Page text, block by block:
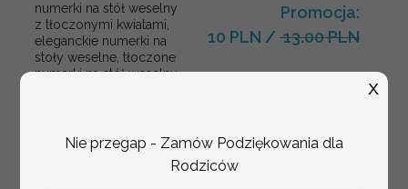
numerki na stół weselny
z tłoczonymi kwiatami,
eleganckie numerki na
stoły weselne, tłoczone
numerki na stół weselny,
Promocja:
10 PLN / 13.00 PLN
Nie przegap - Zamów Podziękowania dla
Rodziców
X